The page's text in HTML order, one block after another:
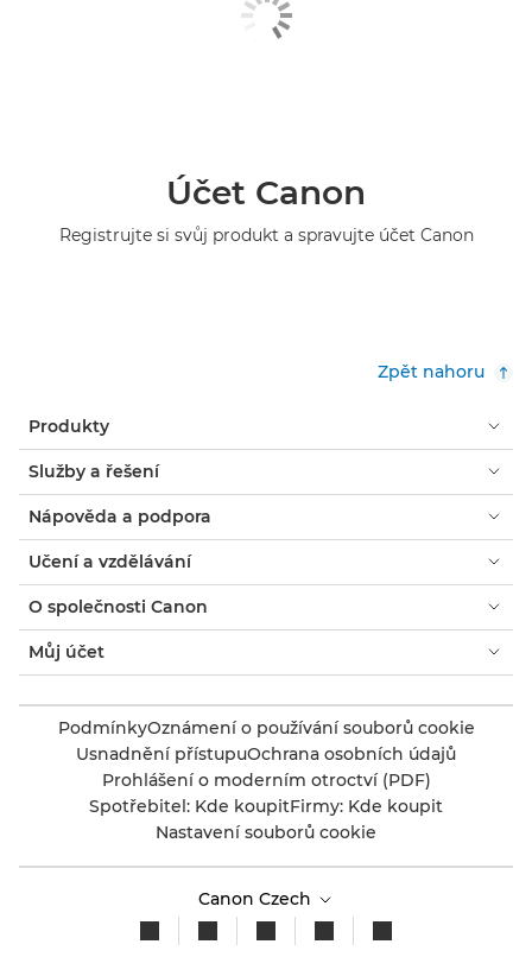
Účet Canon
Registrujte si svůj produkt a spravujte účet Canon
Zpět nahoru
Produkty
Služby a řešení
Nápověda a podpora
Učení a vzdělávání
O společnosti Canon
Můj účet
PodmínkyOznámení o používání souborů cookie
Usnadnění přístupuOchrana osobních údajů
Prohlášení o moderním otroctví (PDF)
Spotřebitel: Kde koupitFirmy: Kde koupit
Nastavení souborů cookie
Canon Czech